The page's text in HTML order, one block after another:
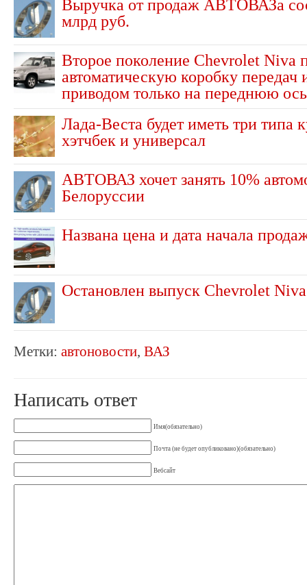
Выручка от продаж АВТОВАЗа
млрд руб.
Второе поколение Chevrolet Niva
автоматическую коробку передач
приводом только на переднюю ось
Лада-Веста будет иметь три типа
хэтчбек и универсал
АВТОВАЗ хочет занять 10%
Белоруссии
Названа цена и дата начала
Остановлен выпуск Chevrolet Niva
Метки: автоновости, ВАЗ
Написать ответ
Имя(обязательно)
Почта (не будет опубликовано)(обязательно)
Вебсайт